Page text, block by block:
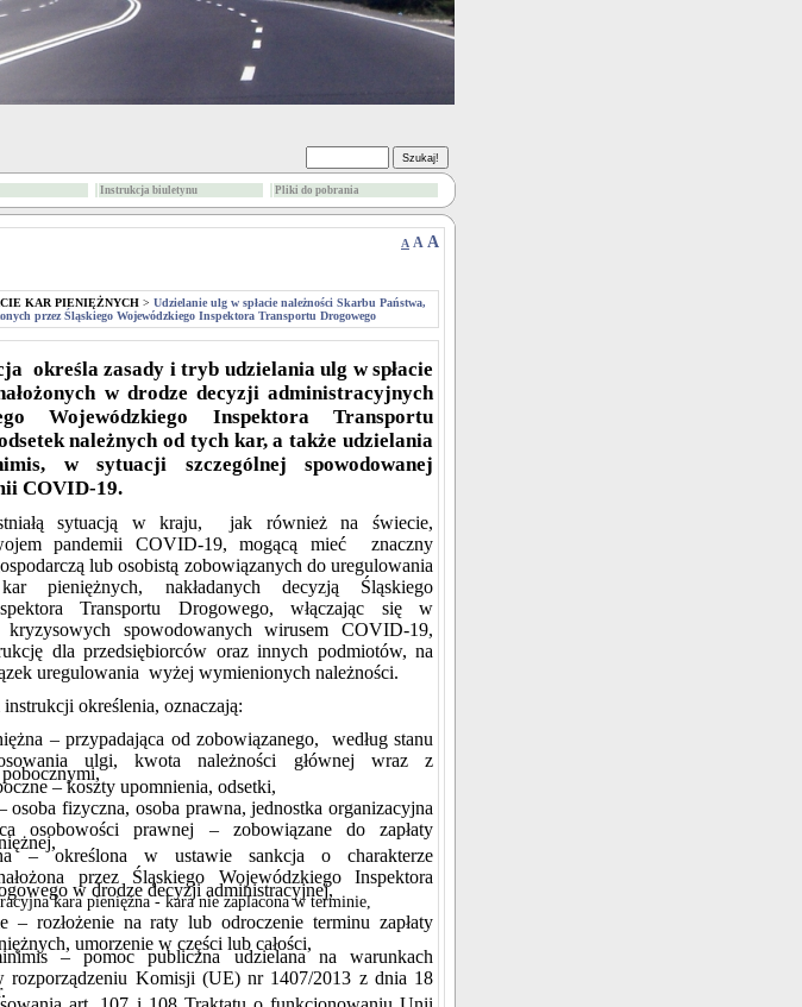
Instrukcja biuletynu Pliki do pobrania
A A A
KAR PIENIĘŻNYCH > Udzielanie ulg w spłacie należności Skarbu Państwa,
przez Śląskiego Wojewódzkiego Inspektora Transportu Drogowego
określa zasady i tryb udzielania ulg w spłacie
w drodze decyzji administracyjnych
Wojewódzkiego Inspektora Transportu
należnych od tych kar, a także udzielania
w sytuacji szczególnej spowodowanej
COVID-19.
sytuacją w kraju, jak również na świecie,
pandemii COVID-19, mogącą mieć znaczny
lub osobistą zobowiązanych do uregulowania
pieniężnych, nakładanych decyzją Śląskiego
Transportu Drogowego, włączając się w
kryzysowych spowodowanych wirusem COVID-19,
dla przedsiębiorców oraz innych podmiotów, na
uregulowania wyżej wymienionych należności.
określenia, oznaczają:
– przypadająca od zobowiązanego, według stanu
ulgi, kwota należności głównej wraz z
pobocznymi,
– koszty upomnienia, odsetki,
osoba fizyczna, osoba prawna, jednostka organizacyjna
osobowości prawnej – zobowiązane do zapłaty
– określona w ustawie sankcja o charakterze
przez Śląskiego Wojewódzkiego Inspektora
w drodze decyzji administracyjnej,
kara pieniężna - kara nie zaplacona w terminie,
– rozłożenie na raty lub odroczenie terminu zapłaty
umorzenie w części lub całości,
– pomoc publiczna udzielana na warunkach
rozporządzeniu Komisji (UE) nr 1407/2013 z dnia 18
art. 107 i 108 Traktatu o funkcjonowaniu Unii